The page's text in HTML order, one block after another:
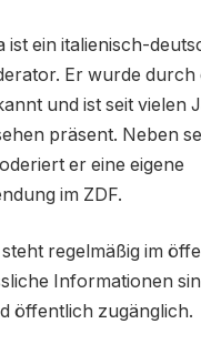
ist ein italienisch-
Er wurde durch
und ist seit vielen
präsent. Neben
er eine eigene
im ZDF.
regelmäßig im
Informationen
öffentlich zugänglich.